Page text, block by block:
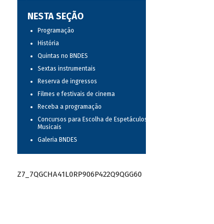
NESTA SEÇÃO
Programação
História
Quintas no BNDES
Sextas instrumentais
Reserva de ingressos
Filmes e festivais de cinema
Receba a programação
Concursos para Escolha de Espetáculos
Musicais
Galeria BNDES
Z7_7QGCHA41L0RP906P422Q9QGG60